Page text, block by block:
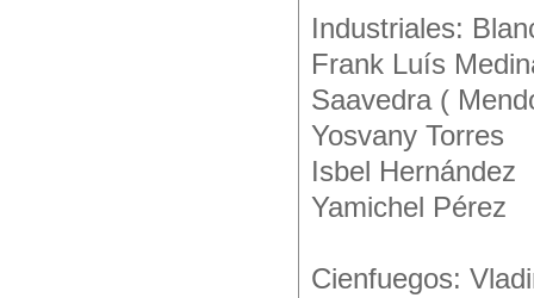
Industriales:
Frank Luís
Saavedra (
Yosvany Torres
Isbel Hernández
Yamichel Pérez
Cienfuegos: